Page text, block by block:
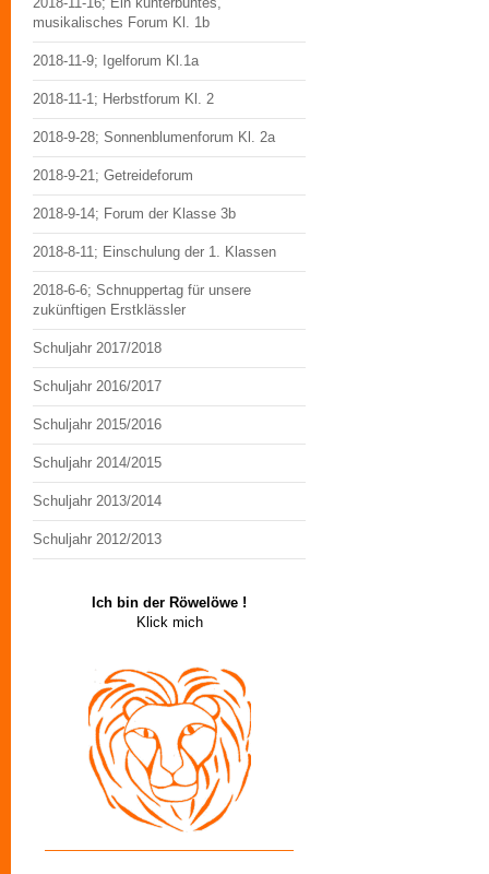
musikalisches Forum Kl. 1b
2018-11-9; Igelforum Kl.1a
2018-11-1; Herbstforum Kl. 2
2018-9-28; Sonnenblumenforum Kl. 2a
2018-9-21; Getreideforum
2018-9-14; Forum der Klasse 3b
2018-8-11; Einschulung der 1. Klassen
2018-6-6; Schnuppertag für unsere
zukünftigen Erstklässler
Schuljahr 2017/2018
Schuljahr 2016/2017
Schuljahr 2015/2016
Schuljahr 2014/2015
Schuljahr 2013/2014
Schuljahr 2012/2013
Ich bin der Röwelöwe !
Klick mich